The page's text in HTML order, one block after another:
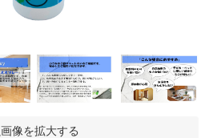
画像を拡大する